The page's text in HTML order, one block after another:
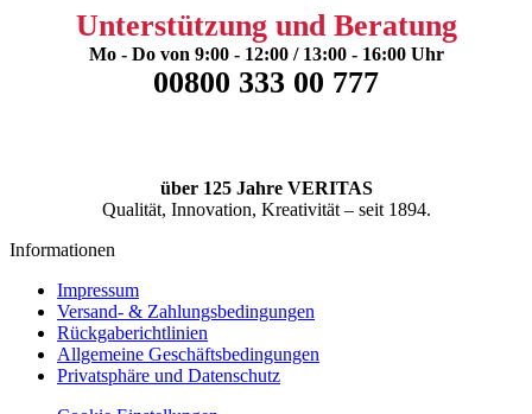
Unterstützung und Beratung
Mo - Do von 9:00 - 12:00 / 13:00 - 16:00 Uhr
00800 333 00 777
über 125 Jahre VERITAS
Qualität, Innovation, Kreativität – seit 1894.
Informationen
Impressum
Versand- & Zahlungsbedingungen
Rückgaberichtlinien
Allgemeine Geschäftsbedingungen
Privatsphäre und Datenschutz